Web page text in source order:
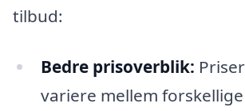
tilbud:
Bedre prisoverblik:
variere mellem